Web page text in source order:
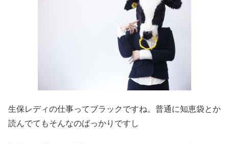
生保レディの仕事ってブラックですね。普通に知恵袋とか
読んでてもそんなのばっかりですし